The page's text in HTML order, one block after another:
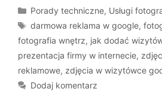
Kategorie
Porady techniczne, Usługi
Tagi
darmowa reklama w google,
fotografia wnętrz, jak dodać
prezentacja firmy w internecie,
reklamowe, zdjęcia w wizytówce
Dodaj komentarz